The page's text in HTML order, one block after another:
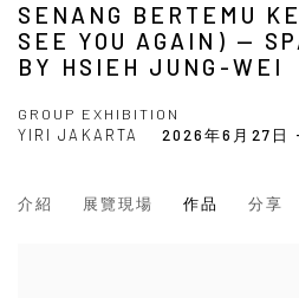
SENANG BERTEMU
SEE YOU AGAIN) —
BY HSIEH JUNG-WEI
GROUP EXHIBITION
2026年6月27日
YIRI JAKARTA
介紹 展覽現場 作品 分享